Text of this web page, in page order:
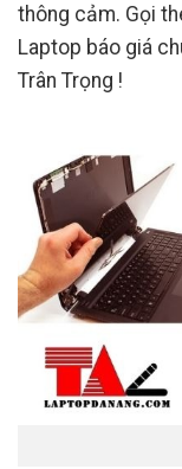
thông cảm. Gọi
Laptop báo giá
Trân Trọng !